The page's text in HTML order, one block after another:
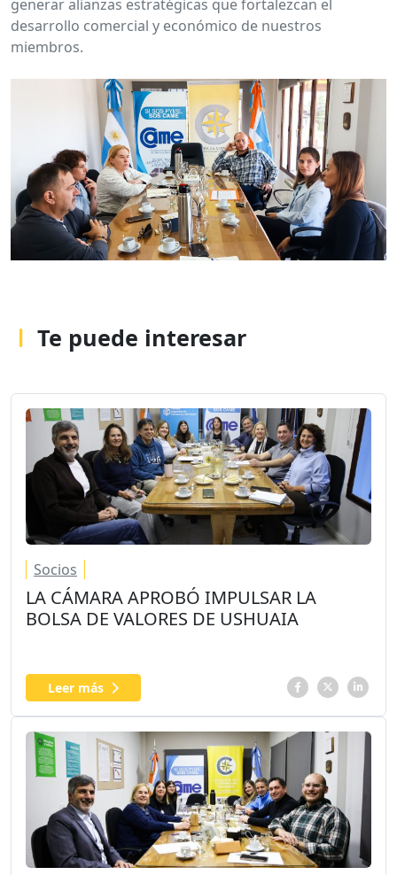
generar alianzas estratégicas que fortalezcan el
desarrollo comercial y económico de nuestros
miembros.
Te puede interesar
Socios
LA CÁMARA APROBÓ IMPULSAR LA
BOLSA DE VALORES DE USHUAIA
Leer más